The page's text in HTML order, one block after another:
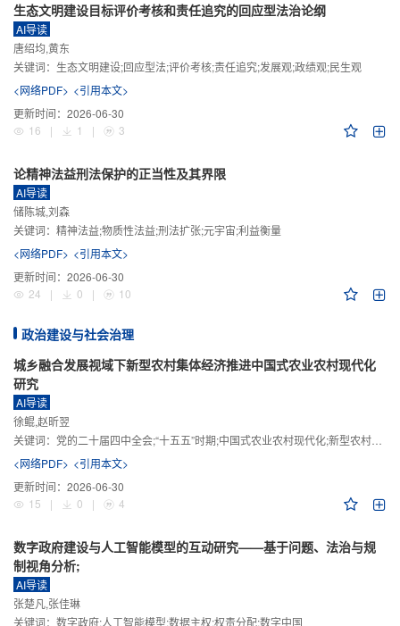
生态文明建设目标评价考核和责任追究的回应型法治论纲
AI导读
唐绍均,黄东
关键词： 生态文明建设;回应型法;评价考核;责任追究;发展观;政绩观;民生观
<网络PDF> <引用本文>
更新时间： 2026-06-30
16
| 1 | 3
论精神法益刑法保护的正当性及其界限
AI导读
储陈城,刘森
关键词： 精神法益;物质性法益;刑法扩张;元宇宙;利益衡量
<网络PDF> <引用本文>
更新时间： 2026-06-30
24
| 0 | 10
政治建设与社会治理
城乡融合发展视域下新型农村集体经济推进中国式农业农村现代化
研究
AI导读
徐鲲,赵昕翌
关键词： 党的二十届四中全会;“十五五”时期;中国式农业农村现代化;新型农村集体经济;城乡融合发展;新质生产力
<网络PDF> <引用本文>
更新时间： 2026-06-30
15
| 0 | 4
数字政府建设与人工智能模型的互动研究——基于问题、法治与规
制视角分析;
AI导读
张楚凡,张佳琳
关键词： 数字政府;人工智能模型;数据主权;权责分配;数字中国